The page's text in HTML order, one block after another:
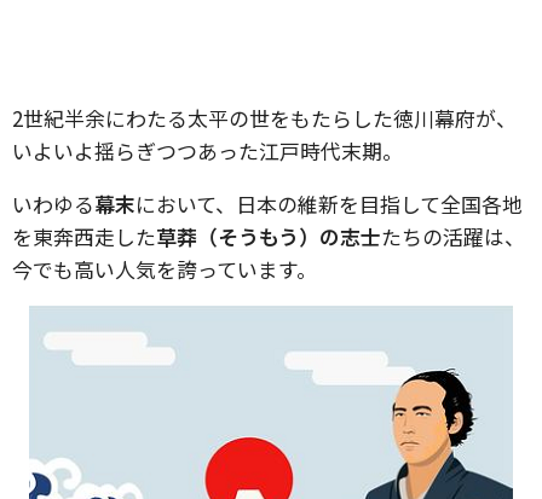
2世紀半余にわたる太平の世をもたらした徳川幕府が、
いよいよ揺らぎつつあった江戸時代末期。
いわゆる幕末において、日本の維新を目指して全国各地
を東奔西走した草莽（そうもう）の志士たちの活躍は、
今でも高い人気を誇っています。